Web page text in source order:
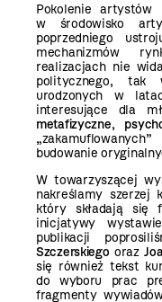
Pokolenie artystów
w środowisko
poprzedniego
mechanizmów
realizacjach nie
politycznego, tak
urodzonych w
interesujące dla
metafizyczne,
budowanie
W towarzyszącej
nakreślamy szerzej
który składają się
inicjatywy
publikacji
Szczerskiego oraz
się również tekst
do wyboru prac
fragmenty